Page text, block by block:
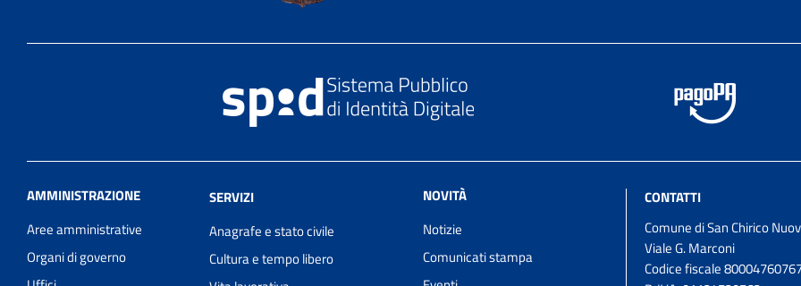
AMMINISTRAZIONE
Aree amministrative
Organi di governo
SERVIZI
Anagrafe e stato civile
Cultura e tempo libero
NOVITÀ
Notizie
Comunicati stampa
CONTATTI
Comune di San Chirico
Viale G. Marconi
Codice fiscale